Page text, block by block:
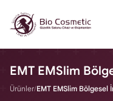
EMT EMSlim
Ürünler/EMT EMSlim Bölgesel